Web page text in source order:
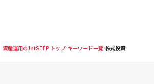
資産運用の1stSTEP トップ キーワード一覧 株式投資